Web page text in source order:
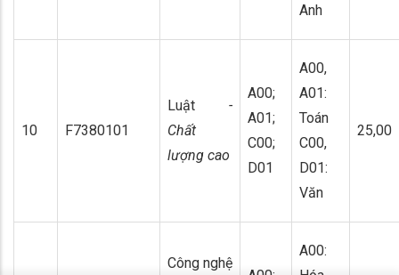
Anh
10 F7380101
Luật -
Chất
lượng cao
A00;
A01;
C00;
D01
A00,
A01:
Toán
C00,
D01:
Văn
25,00
Công nghệ
A00: